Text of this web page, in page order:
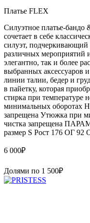
Платье FLEX
Силуэтное платье-бандо
сочетает в себе
силуэт, подчеркивающий
различных мероприятий
элегантно, так и более
выбранных аксессуаров
линии талии, бедер и
в пайетку, которая
стирка при температуре
минимальных оборотах
запрещена Утюжка при
чистка запрещена
размер S Рост 176 ОГ 92
6 000₽
Долями по 1 500₽